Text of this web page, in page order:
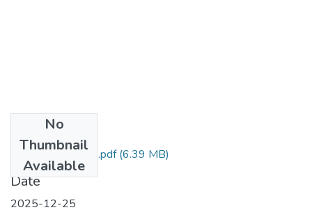
No
Thumbnail
Available
العدد 291 مؤمن.pdf(6.39 MB)
Date
2025-12-25